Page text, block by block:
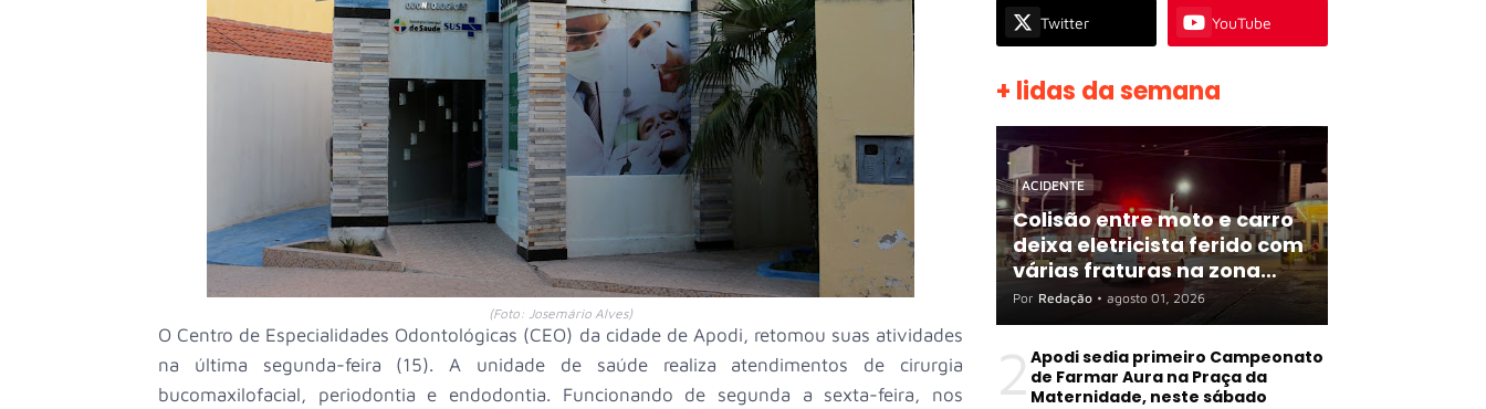
(Foto: Josemário Alves)
O Centro de Especialidades Odontológicas (CEO) da cidade de Apodi, retomou suas atividades
na última segunda-feira (15). A unidade de saúde realiza atendimentos de cirurgia
bucomaxilofacial, periodontia e endodontia. Funcionando de segunda a sexta-feira, nos
Twitter YouTube
+ lidas da semana
ACIDENTE
Colisão entre moto e carro
deixa eletricista ferido com
várias fraturas na zona
rural de Apodi
Por Redação • agosto 01, 2026
2 Apodi sedia primeiro Campeonato
de Farmar Aura na Praça da
Maternidade, neste sábado